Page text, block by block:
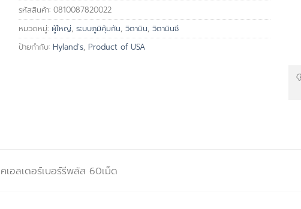
รหัสสินค้า: 0810087820022
หมวดหมู่: ผู้ใหญ่, ระบบภูมิคุ้มกัน, วิตามิน, วิตามินซี
ป้ายกำกับ: Hyland’s, Product of USA
เอลเดอร์เบอร์รีพลัส 60เม็ด